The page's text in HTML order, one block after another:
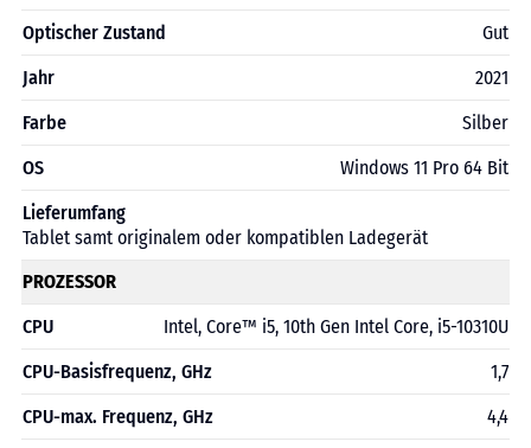
Optischer Zustand
Gut
Jahr
2021
Farbe
Silber
OS
Windows 11 Pro 64 Bit
Lieferumfang
Tablet samt originalem oder kompatiblen Ladegerät
PROZESSOR
CPU
Intel, Core™ i5, 10th Gen Intel Core, i5-10310U
CPU-Basisfrequenz, GHz
1,7
CPU-max. Frequenz, GHz
4,4